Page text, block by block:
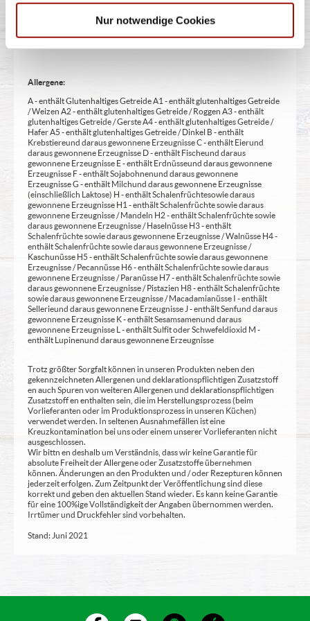
Nur notwendige Cookies
Aufmerksamkeit bei Kindern beeinträchtigen (bei Azo-Farbstoffen) 22
- mit Sauerstoff, unter Hochdruck, farbstabilisierend (bei Frischfleisch)
23 - mit Nitritpökelsalz 24 - enthält Alkohol 25 - mit Stabilisatoren 26 -
mit Verdickunsmittel
Allergene:
A - enthält Glutenhaltiges Getreide A1 - enthält glutenhaltiges Getreide
/ Weizen A2 - enthält glutenhaltiges Getreide / Roggen A3 - enthält
glutenhaltiges Getreide / Gerste A4 - enthält glutenhaltiges Getreide /
Hafer A5 - enthält glutenhaltiges Getreide / Dinkel B - enthält
Krebstiere und daraus gewonnene Erzeugnisse C - enthält Eier und
daraus gewonnene Erzeugnisse D - enthält Fische und daraus
gewonnene Erzeugnisse E - enthält Erdnüsse und daraus gewonnene
Erzeugnisse F - enthält Sojabohnen und daraus gewonnene
Erzeugnisse G - enthält Milch und daraus gewonnene Erzeugnisse
(einschließlich Laktose) H - enthält Schalenfrüchte sowie daraus
gewonnene Erzeugnisse H1 - enthält Schalenfrüchte sowie daraus
gewonnene Erzeugnisse / Mandeln H2 - enthält Schalenfrüchte sowie
daraus gewonnene Erzeugnisse / Haselnüsse H3 - enthält
Schalenfrüchte sowie daraus gewonnene Erzeugnisse / Walnüsse H4 -
enthält Schalenfrüchte sowie daraus gewonnene Erzeugnisse /
Kaschunüsse H5 - enthält Schalenfrüchte sowie daraus gewonnene
Erzeugnisse / Pecannüsse H6 - enthält Schalenfrüchte sowie daraus
gewonnene Erzeugnisse / Paranüsse H7 - enthält Schalenfrüchte sowie
daraus gewonnene Erzeugnisse / Pistazien H8 - enthält Schalenfrüchte
sowie daraus gewonnene Erzeugnisse / Macadamianüsse I - enthält
Sellerie und daraus gewonnene Erzeugnisse J - enthält Senf und daraus
gewonnene Erzeugnisse K - enthält Sesamsamen und daraus
gewonnene Erzeugnisse L - enthält Sulfit oder Schwefeldioxid M -
enthält Lupinen und daraus gewonnene Erzeugnisse
Trotz größter Sorgfalt können in unseren Produkten neben den
gekennzeichneten Allergenen und deklarationspflichtigen Zusatzstoff
en auch Spuren von weiteren Allergenen und deklarationspflichtigen
Zusatzstoff en enthalten sein, die im Herstellungsprozess (beim
Vorlieferanten oder im Produktionsprozess in unseren Küchen)
verwendet werden. In seltenen Ausnahmefällen ist eine
Kreuzkontamination bei uns oder einem unserer Vorlieferanten nicht
ausgeschlossen.
Wir bittn en deshalb um Verständnis, dass wir keine Garantie für
absolute Freiheit der Allergene oder Zusatzstoffe übernehmen
können. Änderungen an den Produkten und / oder Rezepturen können
jederzeit erfolgen. Zum Zeitpunkt der Veröffentlichung sind diese
korrekt und geben den aktuellen Stand wieder. Es kann keine Garantie
für eine 100%ige Vollständigkeit der Angaben übernommen werden.
Irrtümer und Druckfehler sind vorbehalten.
Stand: Juni 2021